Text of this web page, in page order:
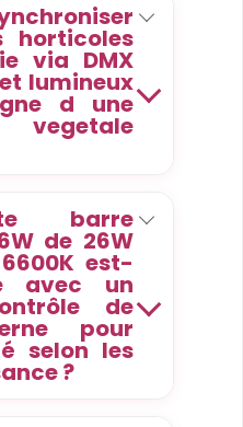
horticoles
via DMX
lumineux
d une
barre
de 26W
est-
avec un
de
pour
selon les
?